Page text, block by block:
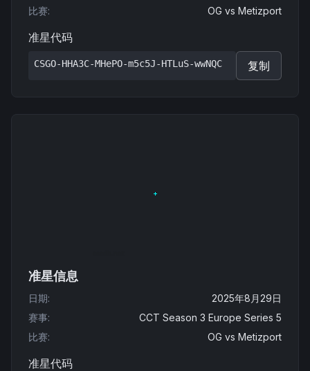
比赛: OG vs Metizport
准星代码
CSGO-HHA3C-MHePO-m5c5J-HTLuS-wwNQC 复制
准星信息
日期:
2025年8月29日
赛事:
CCT Season 3 Europe Series 5
比赛: OG vs Metizport
准星代码